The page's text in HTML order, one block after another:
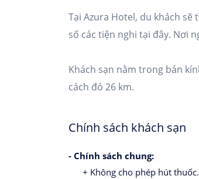
Tại Azura Hotel, du khách
số các tiện nghi tại đây. Nơi
Khách sạn nằm trong bán
cách đó 26 km.
Chính sách khách sạn
- Chính sách chung:
+ Không cho phép hút thuốc.